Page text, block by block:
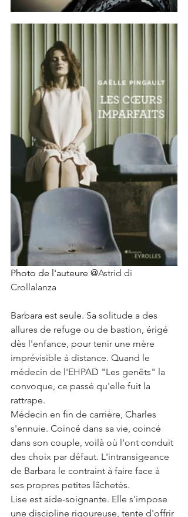
Photo de l'auteure @Astrid di
Crollalanza
Barbara est seule. Sa solitude a des
allures de refuge ou de bastion, érigé
dès l'enfance, pour tenir une mère
imprévisible à distance. Quand le
médecin de l'EHPAD "Les genêts" la
convoque, ce passé qu'elle fuit la
rattrape.
Médecin en fin de carrière, Charles
s'ennuie. Coincé dans sa vie, coincé
dans son couple, voilà où l'ont conduit
des choix par défaut. L'intransigeance
de Barbara le contraint à faire face à
ses propres petites lâchetés.
Lise est aide-soignante. Elle s'impose
une discipline rigoureuse, tente d'offrir